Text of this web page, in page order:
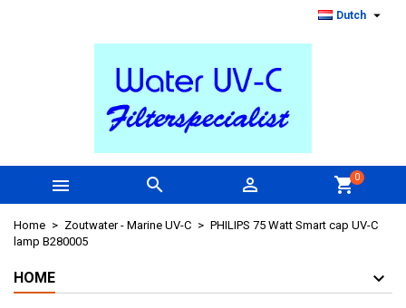
Dutch 
   shopping_cart0
Home Zoutwater - Marine UV-C
PHILIPS 75 Watt Smart cap UV-C
lamp B280005
HOME